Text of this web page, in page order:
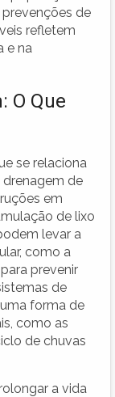
de
refletem
e na
O Que
se relaciona
de
em
de lixo
levar a
como a
prevenir
de
forma de
como as
de chuvas
a vida